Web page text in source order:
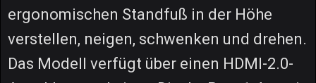
ergonomischen Standfuß in der Höhe
verstellen, neigen, schwenken und drehen.
Das Modell verfügt über einen HDMI-2.0-